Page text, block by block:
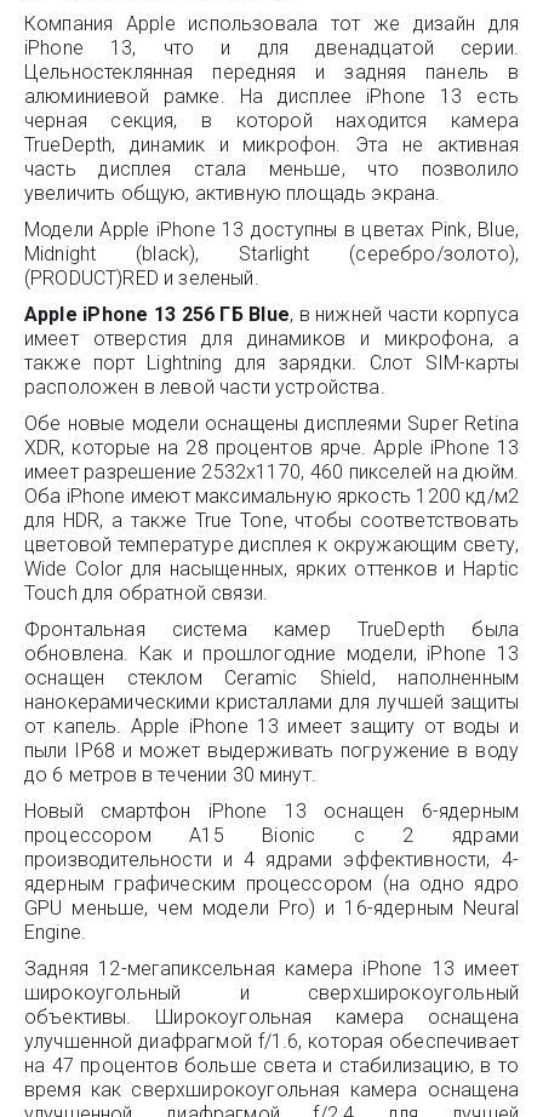
Компания Apple использовала тот же дизайн для
iPhone 13, что и для двенадцатой серии.
Цельностеклянная передняя и задняя панель в
алюминиевой рамке. На дисплее iPhone 13 есть
черная секция, в которой находится камера
TrueDepth, динамик и микрофон. Эта не активная
часть дисплея стала меньше, что позволило
увеличить общую, активную площадь экрана.
Модели Apple iPhone 13 доступны в цветах Pink, Blue,
Midnight (black), Starlight (серебро/золото),
(PRODUCT)RED и зеленый.
Apple iPhone 13 256 ГБ Blue, в нижней части корпуса
имеет отверстия для динамиков и микрофона, а
также порт Lightning для зарядки. Слот SIM-карты
расположен в левой части устройства.
Обе новые модели оснащены дисплеями Super Retina
XDR, которые на 28 процентов ярче. Apple iPhone 13
имеет разрешение 2532x1170, 460 пикселей на дюйм.
Оба iPhone имеют максимальную яркость 1200 кд/м2
для HDR, а также True Tone, чтобы соответствовать
цветовой температуре дисплея к окружающим свету,
Wide Color для насыщенных, ярких оттенков и Haptic
Touch для обратной связи.
Фронтальная система камер TrueDepth была
обновлена. Как и прошлогодние модели, iPhone 13
оснащен стеклом Ceramic Shield, наполненным
нанокерамическими кристаллами для лучшей защиты
от капель. Apple iPhone 13 имеет защиту от воды и
пыли IP68 и может выдерживать погружение в воду
до 6 метров в течении 30 минут.
Новый смартфон iPhone 13 оснащен 6-ядерным
процессором A15 Bionic с 2 ядрами
производительности и 4 ядрами эффективности, 4-
ядерным графическим процессором (на одно ядро
GPU меньше, чем модели Pro) и 16-ядерным Neural
Engine.
Задняя 12-мегапиксельная камера iPhone 13 имеет
широкоугольный и сверхширокоугольный
объективы. Широкоугольная камера оснащена
улучшенной диафрагмой f/1.6, которая обеспечивает
на 47 процентов больше света и стабилизацию, в то
время как сверхширокоугольная камера оснащена